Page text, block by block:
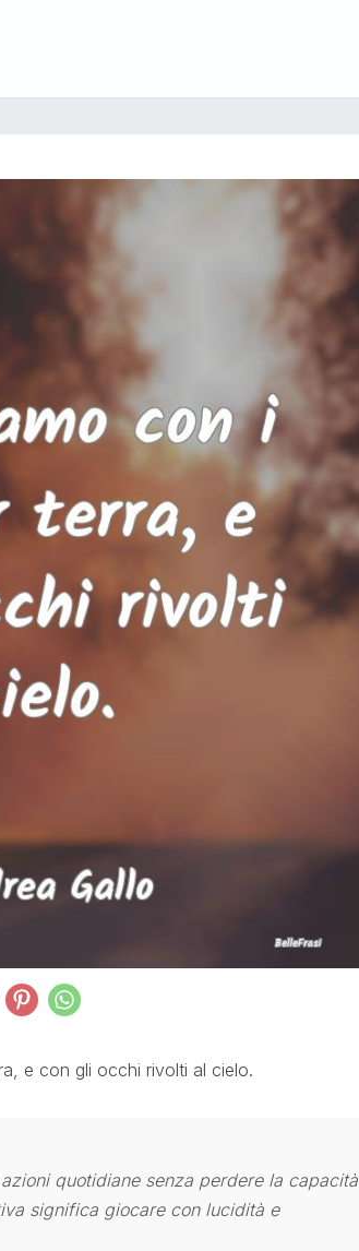
e con gli occhi rivolti al cielo.
quotidiane senza perdere la capacità
significa giocare con lucidità e